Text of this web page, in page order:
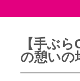
【手ぶ
の憩いの